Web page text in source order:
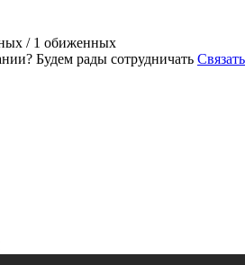
/ 1 обиженных
Будем рады сотрудничать